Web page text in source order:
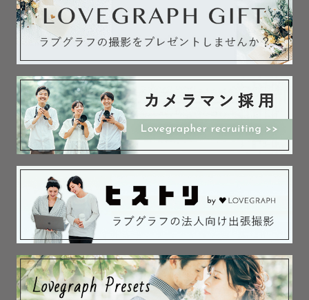
SNSでよく見るスポットから、少し隠れた場所までご案内
可能です。緑と夕陽の両方を残したい方におすすめです。
📍東京駅（日中＆夜景）
丸の内の海外風ロケーションが人気。夜景にも対応してい
ます。
和田蔵門、噴水公園もプラン内でご案内可能。クラシカ
ル・海外風の雰囲気が好きな方へ。
※噴水公園は撮影申請が必要です。
📍公園ロケ（昭和記念公園・水元公園・葛西臨海公園な
ど）
四季の色や光を生かしたナチュラルな撮影が得意です。
色鮮やかな花・緑をご希望の方は昭和記念公園、海外風の
雰囲気なら水元公園が人気です。
※水元公園は撮影申請が必要です。